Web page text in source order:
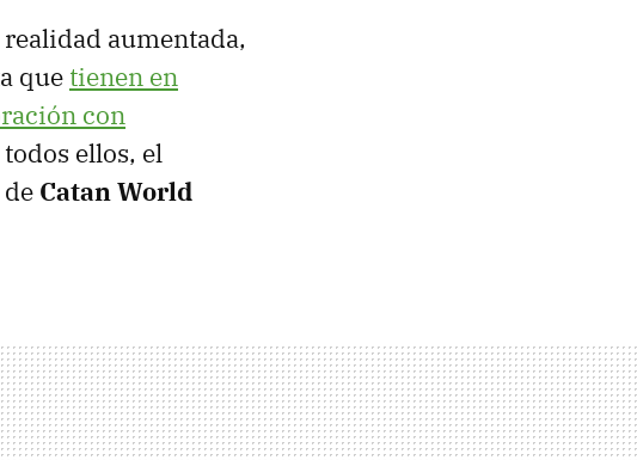
aumentada,
que tienen en
con
ellos, el
Catan World